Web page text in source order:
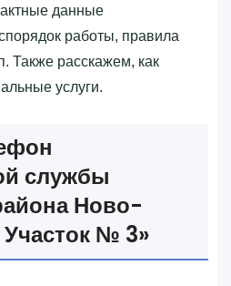
данные
работы, правила
Также расскажем, как
услуги.
службы
Ново-
№ 3»‎